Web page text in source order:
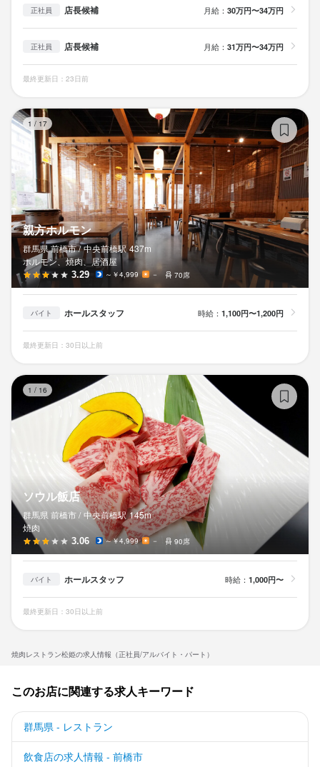
焼肉レストラン松姫の求人情報（正社員/アルバイト・パート）
正社員 店長候補 月給： 30万円〜34万円
正社員 店長候補 月給： 31万円〜34万円
最終更新日：23日前
1 / 17
親方ホルモン
群馬県 前橋市 / 中央前橋駅 437m
ホルモン、焼肉、居酒屋
3.29 ～￥4,999 － 70席
バイト ホールスタッフ 時給： 1,100円〜1,200円
最終更新日：30日以上前
1 / 16
ソウル飯店
群馬県 前橋市 / 中央前橋駅 145m
焼肉
3.06 ～￥4,999 － 90席
バイト ホールスタッフ 時給： 1,000円〜
最終更新日：30日以上前
このお店に関連する求人キーワード
群馬県 - レストラン
飲食店の求人情報 - 前橋市